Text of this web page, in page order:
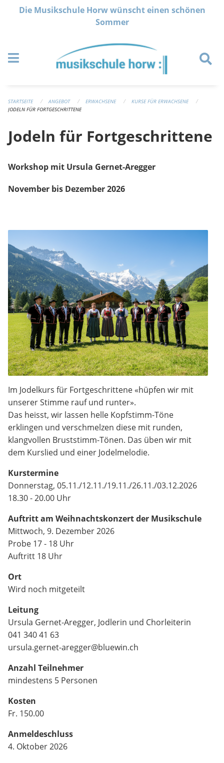
Navigation überspringen
Die Musikschule Horw wünscht einen schönen
Sommer
STARTSEITE ANGEBOT ERWACHSENE
KURSE FÜR ERWACHSENE
JODELN FÜR FORTGESCHRITTENE
Jodeln für Fortgeschrittene
Workshop mit Ursula Gernet-Aregger
November bis Dezember 2026
Im Jodelkurs für Fortgeschrittene «hüpfen wir mit
unserer Stimme rauf und runter».
Das heisst, wir lassen helle Kopfstimm-Töne
erklingen und verschmelzen diese mit runden,
klangvollen Bruststimm-Tönen. Das üben wir mit
dem Kurslied und einer Jodelmelodie.
Kurstermine
Donnerstag, 05.11./12.11./19.11./26.11./03.12.2026
18.30 - 20.00 Uhr
Auftritt am Weihnachtskonzert der Musikschule
Mittwoch, 9. Dezember 2026
Probe 17 - 18 Uhr
Auftritt 18 Uhr
Ort
Wird noch mitgeteilt
Leitung
Ursula Gernet-Aregger, Jodlerin und Chorleiterin
041 340 41 63
ursula.gernet-aregger@bluewin.ch
Anzahl Teilnehmer
mindestens 5 Personen
Kosten
Fr. 150.00
Anmeldeschluss
4. Oktober 2026